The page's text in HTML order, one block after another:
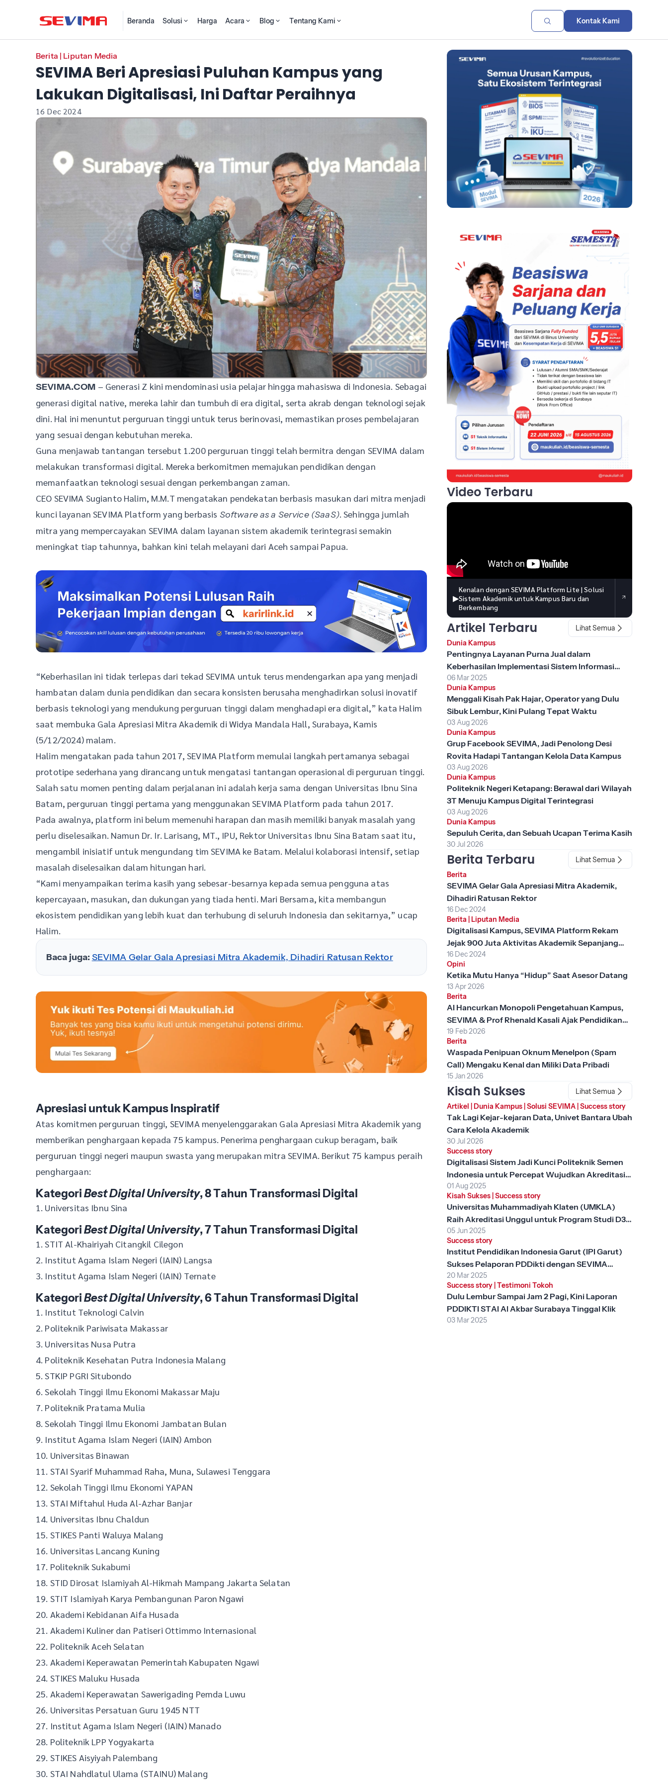
Beranda Solusi Harga Acara Blog Tentang Kami Kontak Kami
Berita | Liputan Media
SEVIMA Beri Apresiasi Puluhan Kampus yang
Lakukan Digitalisasi, Ini Daftar Peraihnya
16 Dec 2024
SEVIMA.COM – Generasi Z kini mendominasi usia pelajar hingga mahasiswa di Indonesia. Sebagai
generasi digital native, mereka lahir dan tumbuh di era digital, serta akrab dengan teknologi sejak
dini. Hal ini menuntut perguruan tinggi untuk terus berinovasi, memastikan proses pembelajaran
yang sesuai dengan kebutuhan mereka.
Guna menjawab tantangan tersebut 1.200 perguruan tinggi telah bermitra dengan SEVIMA dalam
melakukan transformasi digital. Mereka berkomitmen memajukan pendidikan dengan
memanfaatkan teknologi sesuai dengan perkembangan zaman.
CEO SEVIMA Sugianto Halim, M.M.T mengatakan pendekatan berbasis masukan dari mitra menjadi
kunci layanan SEVIMA Platform yang berbasis Software as a Service (SaaS). Sehingga jumlah
mitra yang mempercayakan SEVIMA dalam layanan sistem akademik terintegrasi semakin
meningkat tiap tahunnya, bahkan kini telah melayani dari Aceh sampai Papua.
“Keberhasilan ini tidak terlepas dari tekad SEVIMA untuk terus mendengarkan apa yang menjadi
hambatan dalam dunia pendidikan dan secara konsisten berusaha menghadirkan solusi inovatif
berbasis teknologi yang mendukung perguruan tinggi dalam menghadapi era digital,” kata Halim
saat membuka Gala Apresiasi Mitra Akademik di Widya Mandala Hall, Surabaya, Kamis
(5/12/2024) malam.
Halim mengatakan pada tahun 2017, SEVIMA Platform memulai langkah pertamanya sebagai
prototipe sederhana yang dirancang untuk mengatasi tantangan operasional di perguruan tinggi.
Salah satu momen penting dalam perjalanan ini adalah kerja sama dengan Universitas Ibnu Sina
Batam, perguruan tinggi pertama yang menggunakan SEVIMA Platform pada tahun 2017.
Pada awalnya, platform ini belum memenuhi harapan dan masih memiliki banyak masalah yang
perlu diselesaikan. Namun Dr. Ir. Larisang, MT., IPU, Rektor Universitas Ibnu Sina Batam saat itu,
mengambil inisiatif untuk mengundang tim SEVIMA ke Batam. Melalui kolaborasi intensif, setiap
masalah diselesaikan dalam hitungan hari.
“Kami menyampaikan terima kasih yang sebesar-besarnya kepada semua pengguna atas
kepercayaan, masukan, dan dukungan yang tiada henti. Mari Bersama, kita membangun
ekosistem pendidikan yang lebih kuat dan terhubung di seluruh Indonesia dan sekitarnya,” ucap
Halim.
Baca juga: SEVIMA Gelar Gala Apresiasi Mitra Akademik, Dihadiri Ratusan Rektor
Apresiasi untuk Kampus Inspiratif
Atas komitmen perguruan tinggi, SEVIMA menyelenggarakan Gala Apresiasi Mitra Akademik yang
memberikan penghargaan kepada 75 kampus. Penerima penghargaan cukup beragam, baik
perguruan tinggi negeri maupun swasta yang merupakan mitra SEVIMA. Berikut 75 kampus peraih
penghargaan:
KategoriBest Digital University, 8 Tahun Transformasi Digital
1. Universitas Ibnu Sina
KategoriBest Digital University, 7 Tahun Transformasi Digital
1. STIT Al-Khairiyah Citangkil Cilegon
2. Institut Agama Islam Negeri (IAIN) Langsa
3. Institut Agama Islam Negeri (IAIN) Ternate
KategoriBest Digital University, 6 Tahun Transformasi Digital
1. Institut Teknologi Calvin
2. Politeknik Pariwisata Makassar
3. Universitas Nusa Putra
4. Politeknik Kesehatan Putra Indonesia Malang
5. STKIP PGRI Situbondo
6. Sekolah Tinggi Ilmu Ekonomi Makassar Maju
7. Politeknik Pratama Mulia
8. Sekolah Tinggi Ilmu Ekonomi Jambatan Bulan
9. Institut Agama Islam Negeri (IAIN) Ambon
10. Universitas Binawan
11. STAI Syarif Muhammad Raha, Muna, Sulawesi Tenggara
12. Sekolah Tinggi Ilmu Ekonomi YAPAN
13. STAI Miftahul Huda Al-Azhar Banjar
14. Universitas Ibnu Chaldun
15. STIKES Panti Waluya Malang
16. Universitas Lancang Kuning
17. Politeknik Sukabumi
18. STID Dirosat Islamiyah Al-Hikmah Mampang Jakarta Selatan
19. STIT Islamiyah Karya Pembangunan Paron Ngawi
20. Akademi Kebidanan Aifa Husada
21. Akademi Kuliner dan Patiseri Ottimmo Internasional
22. Politeknik Aceh Selatan
23. Akademi Keperawatan Pemerintah Kabupaten Ngawi
24. STIKES Maluku Husada
25. Akademi Keperawatan Sawerigading Pemda Luwu
26. Universitas Persatuan Guru 1945 NTT
27. Institut Agama Islam Negeri (IAIN) Manado
28. Politeknik LPP Yogyakarta
29. STIKES Aisyiyah Palembang
30. STAI Nahdlatul Ulama (STAINU) Malang
Video Terbaru
▶
Kenalan dengan SEVIMA Platform Lite | Solusi
Sistem Akademik untuk Kampus Baru dan
Berkembang
Artikel Terbaru
Lihat Semua
Dunia Kampus
Pentingnya Layanan Purna Jual dalam
Keberhasilan Implementasi Sistem Informasi
Akademik
06 Mar 2025
Dunia Kampus
Menggali Kisah Pak Hajar, Operator yang Dulu
Sibuk Lembur, Kini Pulang Tepat Waktu
03 Aug 2026
Dunia Kampus
Grup Facebook SEVIMA, Jadi Penolong Desi
Rovita Hadapi Tantangan Kelola Data Kampus
03 Aug 2026
Dunia Kampus
Politeknik Negeri Ketapang: Berawal dari Wilayah
3T Menuju Kampus Digital Terintegrasi
03 Aug 2026
Dunia Kampus
Sepuluh Cerita, dan Sebuah Ucapan Terima Kasih
30 Jul 2026
Berita Terbaru
Lihat Semua
Berita
SEVIMA Gelar Gala Apresiasi Mitra Akademik,
Dihadiri Ratusan Rektor
16 Dec 2024
Berita Liputan Media
Digitalisasi Kampus, SEVIMA Platform Rekam
Jejak 900 Juta Aktivitas Akademik Sepanjang
2024
16 Dec 2024
Opini
Ketika Mutu Hanya “Hidup” Saat Asesor Datang
13 Apr 2026
Berita
AI Hancurkan Monopoli Pengetahuan Kampus,
SEVIMA & Prof Rhenald Kasali Ajak Pendidikan
Tinggi Berubah
19 Feb 2026
Berita
Waspada Penipuan Oknum Menelpon (Spam
Call) Mengaku Kenal dan Miliki Data Pribadi
15 Jan 2026
Kisah Sukses
Lihat Semua
Artikel Dunia Kampus| Solusi SEVIMA| Success story
Tak Lagi Kejar-kejaran Data, Univet Bantara Ubah
Cara Kelola Akademik
30 Jul 2026
Success story
Digitalisasi Sistem Jadi Kunci Politeknik Semen
Indonesia untuk Percepat Wujudkan Akreditasi
Unggul
01 Aug 2025
Kisah Sukses| Success story
Universitas Muhammadiyah Klaten (UMKLA)
Raih Akreditasi Unggul untuk Program Studi D3
Keperawatan dengan SEVIMA Platform
05 Jun 2025
Success story
Institut Pendidikan Indonesia Garut (IPI Garut)
Sukses Pelaporan PDDikti dengan SEVIMA
Platform
20 Mar 2025
Success story| Testimoni Tokoh
Dulu Lembur Sampai Jam 2 Pagi, Kini Laporan
PDDIKTI STAI Al Akbar Surabaya Tinggal Klik
03 Mar 2025